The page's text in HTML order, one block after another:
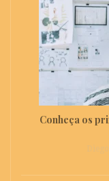
Conheça os